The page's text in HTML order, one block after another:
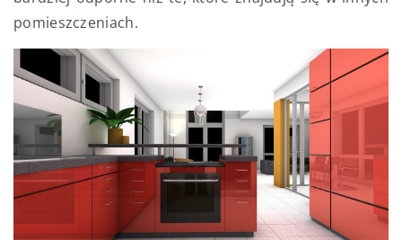
pomieszczeniach.